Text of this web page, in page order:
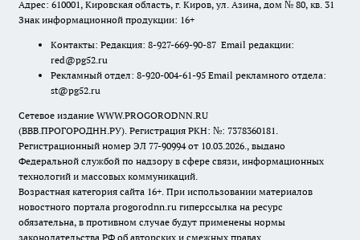
Адрес: 610001, Кировская область, г. Киров, ул. Азина, дом № 80, кв. 31
Знак информационной продукции: 16+
Контакты: Редакция: 8-927-669-90-87 Email редакции:
red@pg52.ru
Рекламный отдел: 8-920-004-61-95 Email рекламного отдела:
st@pg52.ru
Сетевое издание WWW.PROGORODNN.RU
(ВВВ.ПРОГОРОДНН.РУ). Регистрация РКН: №: 7378360181.
Регистрационный номер ЭЛ 77-90994 от 10.03.2026., выдано
Федеральной службой по надзору в сфере связи, информационных
технологий и массовых коммуникаций.
Возрастная категория сайта 16+. При использовании материалов
новостного портала progorodnn.ru гиперссылка на ресурс
обязательна, в противном случае будут применены нормы
законодательства РФ об авторских и смежных правах.